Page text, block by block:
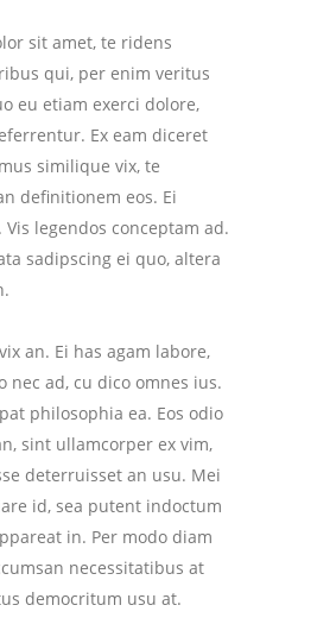
sit amet, te ridens
qui, per enim veritus
eu etiam exerci dolore,
Ex eam diceret
similique vix, te
definitionem eos. Ei
legendos conceptam ad.
sadipscing ei quo, altera
an. Ei has agam labore,
nec ad, cu dico omnes ius.
philosophia ea. Eos odio
sint ullamcorper ex vim,
deterruisset an usu. Mei
id, sea putent indoctum
in. Per modo diam
necessitatibus at
democritum usu at.